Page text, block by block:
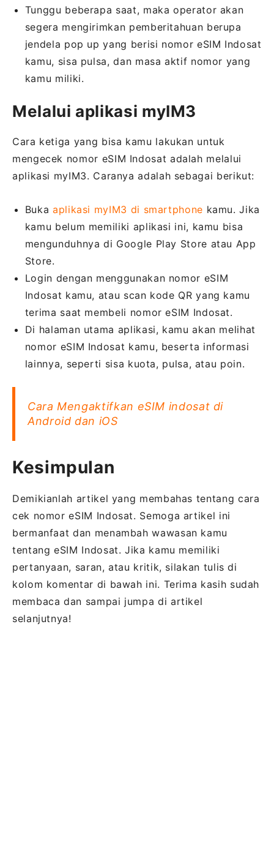
Tunggu beberapa saat, maka operator akan
segera mengirimkan pemberitahuan berupa
jendela pop up yang berisi nomor eSIM Indosat
kamu, sisa pulsa, dan masa aktif nomor yang
kamu miliki.
Melalui aplikasi myIM3
Cara ketiga yang bisa kamu lakukan untuk
mengecek nomor eSIM Indosat adalah melalui
aplikasi myIM3. Caranya adalah sebagai berikut:
Buka aplikasi myIM3 di smartphone kamu. Jika
kamu belum memiliki aplikasi ini, kamu bisa
mengunduhnya di Google Play Store atau App
Store.
Login dengan menggunakan nomor eSIM
Indosat kamu, atau scan kode QR yang kamu
terima saat membeli nomor eSIM Indosat.
Di halaman utama aplikasi, kamu akan melihat
nomor eSIM Indosat kamu, beserta informasi
lainnya, seperti sisa kuota, pulsa, atau poin.
Cara Mengaktifkan eSIM indosat di
Android dan iOS
Kesimpulan
Demikianlah artikel yang membahas tentang cara
cek nomor eSIM Indosat. Semoga artikel ini
bermanfaat dan menambah wawasan kamu
tentang eSIM Indosat. Jika kamu memiliki
pertanyaan, saran, atau kritik, silakan tulis di
kolom komentar di bawah ini. Terima kasih sudah
membaca dan sampai jumpa di artikel
selanjutnya!